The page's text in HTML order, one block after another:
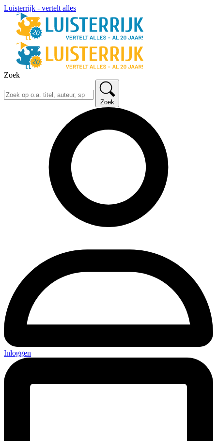
Luisterrijk - vertelt alles
Zoek
Zoek
Inloggen